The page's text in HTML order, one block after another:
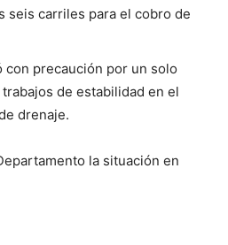
seis carriles para el cobro de
con precaución por un solo
de estabilidad en el
drenaje.
la situación en